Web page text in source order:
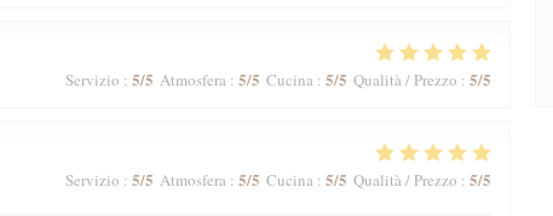
Servizio : 5/5 Atmosfera: 5/5 Cucina: 5/5 Qualità / Prezzo : 5/5
Servizio : 5/5 Atmosfera: 5/5 Cucina: 5/5 Qualità / Prezzo : 5/5